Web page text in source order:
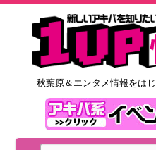
秋葉原＆エンタメ情報をは